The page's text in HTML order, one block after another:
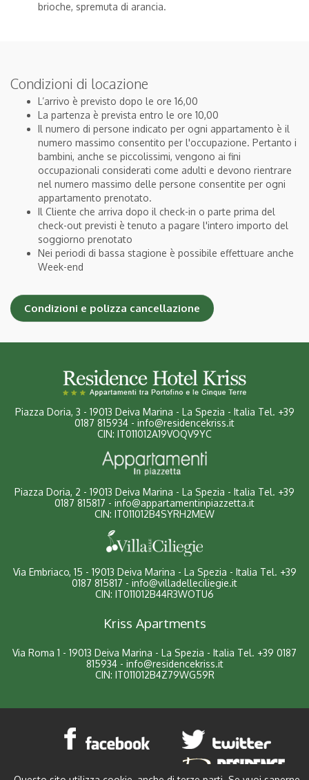
brioche, spremuta di arancia.
Condizioni di locazione
L’arrivo è previsto dopo le ore 16,00
La partenza è prevista entro le ore 10,00
Il numero di persone indicato per ogni appartamento è il
numero massimo consentito per l'occupazione. Pertanto i
bambini, anche se piccolissimi, vengono ai fini
occupazionali considerati come adulti e devono rientrare
nel numero massimo delle persone consentite per ogni
appartamento prenotato.
Il Cliente che arriva dopo il check-in o parte prima del
check-out previsti è tenuto a pagare l'intero importo del
soggiorno prenotato
Nei periodi di bassa stagione è possibile effettuare anche
Week-end
Condizioni e polizza cancellazione
Piazza Doria, 3 - 19013 Deiva Marina - La Spezia - Italia Tel. +39
0187 815934 - info@residencekriss.it
CIN: IT011012A19VOQV9YC
Piazza Doria, 2 - 19013 Deiva Marina - La Spezia - Italia Tel. +39
0187 815817 - info@appartamentinpiazzetta.it
CIN: IT011012B4SYRH2MEW
Via Embriaco, 15 - 19013 Deiva Marina - La Spezia - Italia Tel. +39
0187 815817 - info@villadelleciliegie.it
CIN: IT011012B44R3WOTU6
Kriss Apartments
Via Roma 1 - 19013 Deiva Marina - La Spezia - Italia Tel. +39 0187
815934- info@residencekriss.it
CIN: IT011012B4Z79WG59R